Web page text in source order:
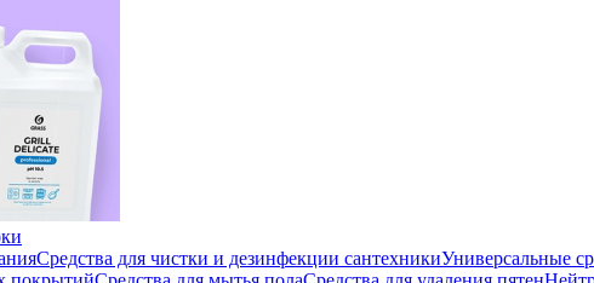
Средства для чистки и дезинфекции сантехникиУниверсальные